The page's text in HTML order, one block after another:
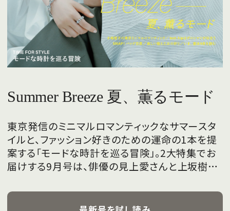
Summer Breeze 夏、薫るモード
東京発信のミニマルロマンティックなサマースタ
イルと、ファッション好きのための運命の1本を提
案する「モードな時計を巡る冒険」。2大特集でお
届けする9月号は、俳優の見上愛さんと上坂樹里
飾ります。